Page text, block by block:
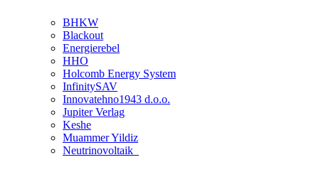
BHKW
Blackout
Energierebel
HHO
Holcomb Energy System
InfinitySAV
Innovatehno1943 d.o.o.
Jupiter Verlag
Keshe
Muammer Yildiz
Neutrinovoltaik